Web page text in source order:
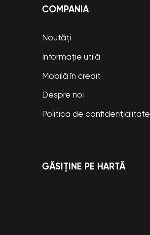
COMPANIA
Noutăți
Informație utilă
Mobilă în credit
Despre noi
Politica de confidențialitate
GĂSIȚINE PE HARTĂ